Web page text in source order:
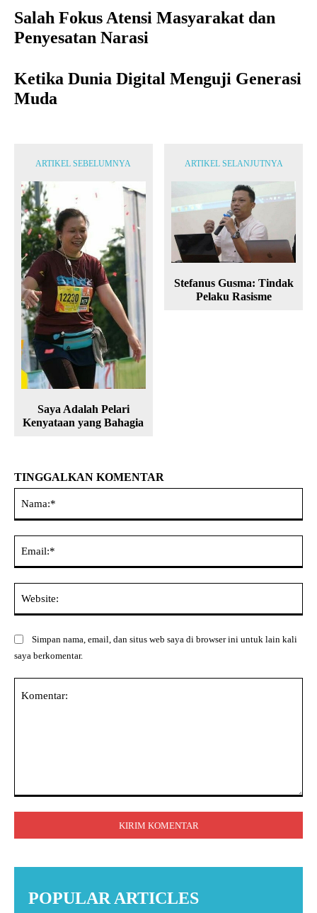
Salah Fokus Atensi Masyarakat dan
Penyesatan Narasi
Ketika Dunia Digital Menguji Generasi
Muda
ARTIKEL SEBELUMNYA
Saya Adalah Pelari
Kenyataan yang Bahagia
ARTIKEL SELANJUTNYA
Stefanus Gusma: Tindak
Pelaku Rasisme
TINGGALKAN KOMENTAR
Simpan nama, email, dan situs web saya di browser ini untuk lain kali
saya berkomentar.
POPULAR ARTICLES